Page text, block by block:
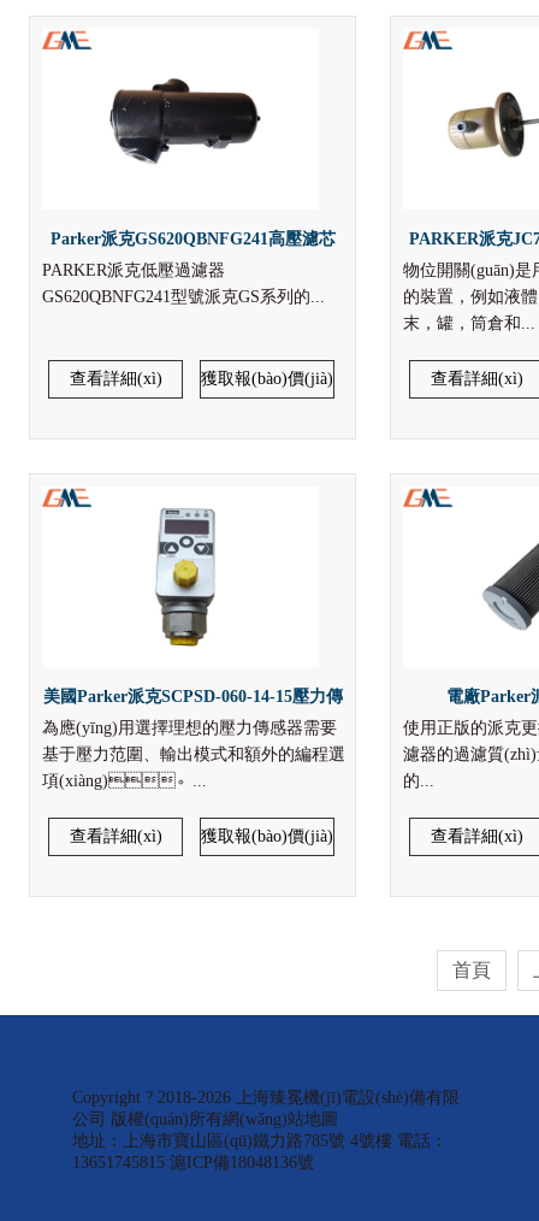
Parker派克GS620QBNFG241高壓濾芯
PARKER派克低壓過濾器
GS620QBNFG241型號派克GS系列的...
查看詳細(xì) 獲取報(bào)價(jià)
PARKER派克
液位
物位開關(guān)
的裝置，例如液
末，罐，筒倉和...
查看詳細(xì)
美國Parker派克SCPSD-060-14-15壓力傳
感器
為應(yīng)用選擇理想的壓力傳感器需要
基于壓力范圍、輸出模式和額外的編程選
項(xiàng)。...
查看詳細(xì) 獲取報(bào)價(jià)
電廠Parker
使用正版的派克
濾器的過濾質
的...
查看詳細(xì)
首頁
Copyright ? 2018-2026 上海臻冕機(jī)電設(shè)備有限
公司 版權(quán)所有網(wǎng)站地圖
地址：上海市寶山區(qū)鐵力路785號 4號樓 電話：
13651745815 滬ICP備18048136號